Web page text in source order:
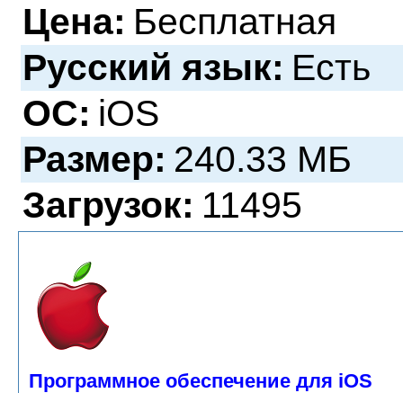
Цена: Бесплатная
Русский язык: Есть
ОС: iOS
Размер: 240.33 МБ
Загрузок: 11495
Программное обеспечение для iOS